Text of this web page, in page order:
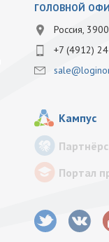
ГОЛОВНОЙ
Россия,
+7 (4912)
Кампус
Портал